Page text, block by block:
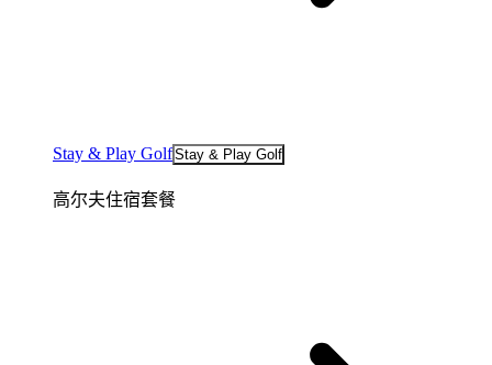
Stay & Play GolfStay & Play Golf
高尔夫住宿套餐